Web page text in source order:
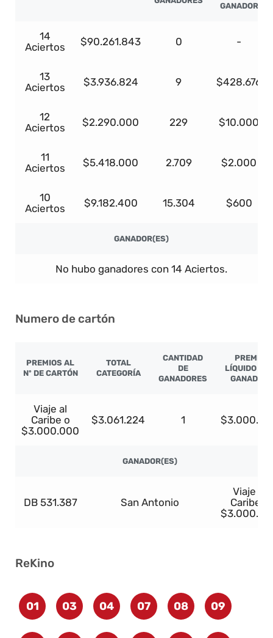
GANADOR
14
Aciertos
$90.261.843 0 -
13
Aciertos
$3.936.824 9 $428.676
12
Aciertos
$2.290.000 229 $10.000
11
Aciertos
$5.418.000 2.709 $2.000
10
Aciertos
$9.182.400 15.304 $600
GANADOR(ES)
No hubo ganadores con 14 Aciertos.
Numero de cartón
PREMIOS AL
Nº DE CARTÓN
TOTAL
CATEGORÍA
CANTIDAD
DE
GANADORES
PREMIO
LÍQUIDO
GANADOR
Viaje al
Caribe o
$3.000.000
$3.061.224 1
GANADOR(ES)
DB 531.387 San Antonio
Viaje al
Caribe o
ReKino
01 03 04 07 08 09